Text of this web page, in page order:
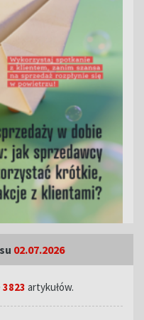
02.07.2026
3823 artykułów.